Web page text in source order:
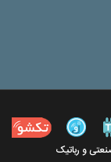
و رباتیک